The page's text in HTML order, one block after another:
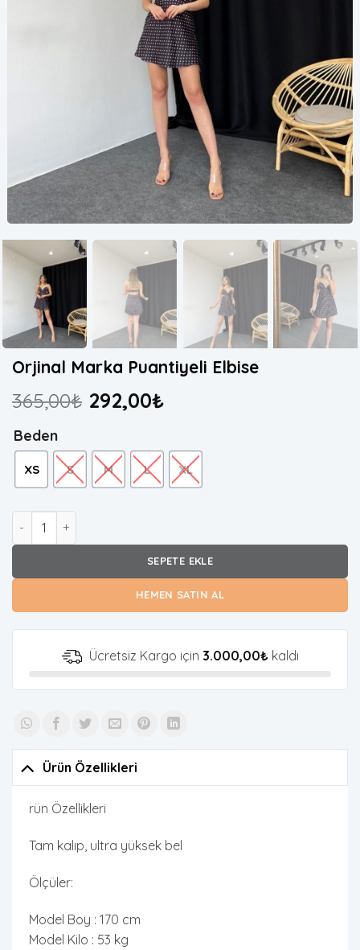
Orjinal Marka Puantiyeli Elbise
365,00₺ 292,00₺
Beden
XS S M L XL
SEPETE EKLE
HEMEN SATIN AL
Ücretsiz Kargo için 3.000,00₺kaldı
Ürün Özellikleri
rün Özellikleri
Tam kalıp, ultra yüksek bel
Ölçüler:
Model Boy : 170 cm
Model Kilo : 53 kg